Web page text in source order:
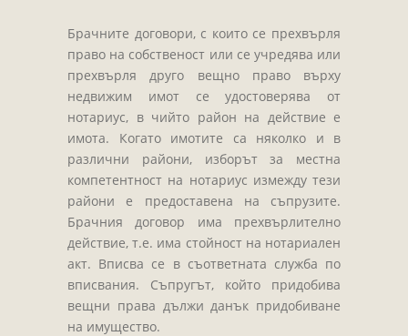
Брачните договори, с които се прехвърля
право на собственост или се учредява или
прехвърля друго вещно право върху
недвижим имот се удостоверява от
нотариус, в чийто район на действие е
имота. Когато имотите са няколко и в
различни райони, изборът за местна
компетентност на нотариус измежду тези
райони е предоставена на съпрузите.
Брачния договор има прехвърлително
действие, т.е. има стойност на нотариален
акт. Вписва се в съответната служба по
вписвания. Съпругът, който придобива
вещни права дължи данък придобиване
на имущество.